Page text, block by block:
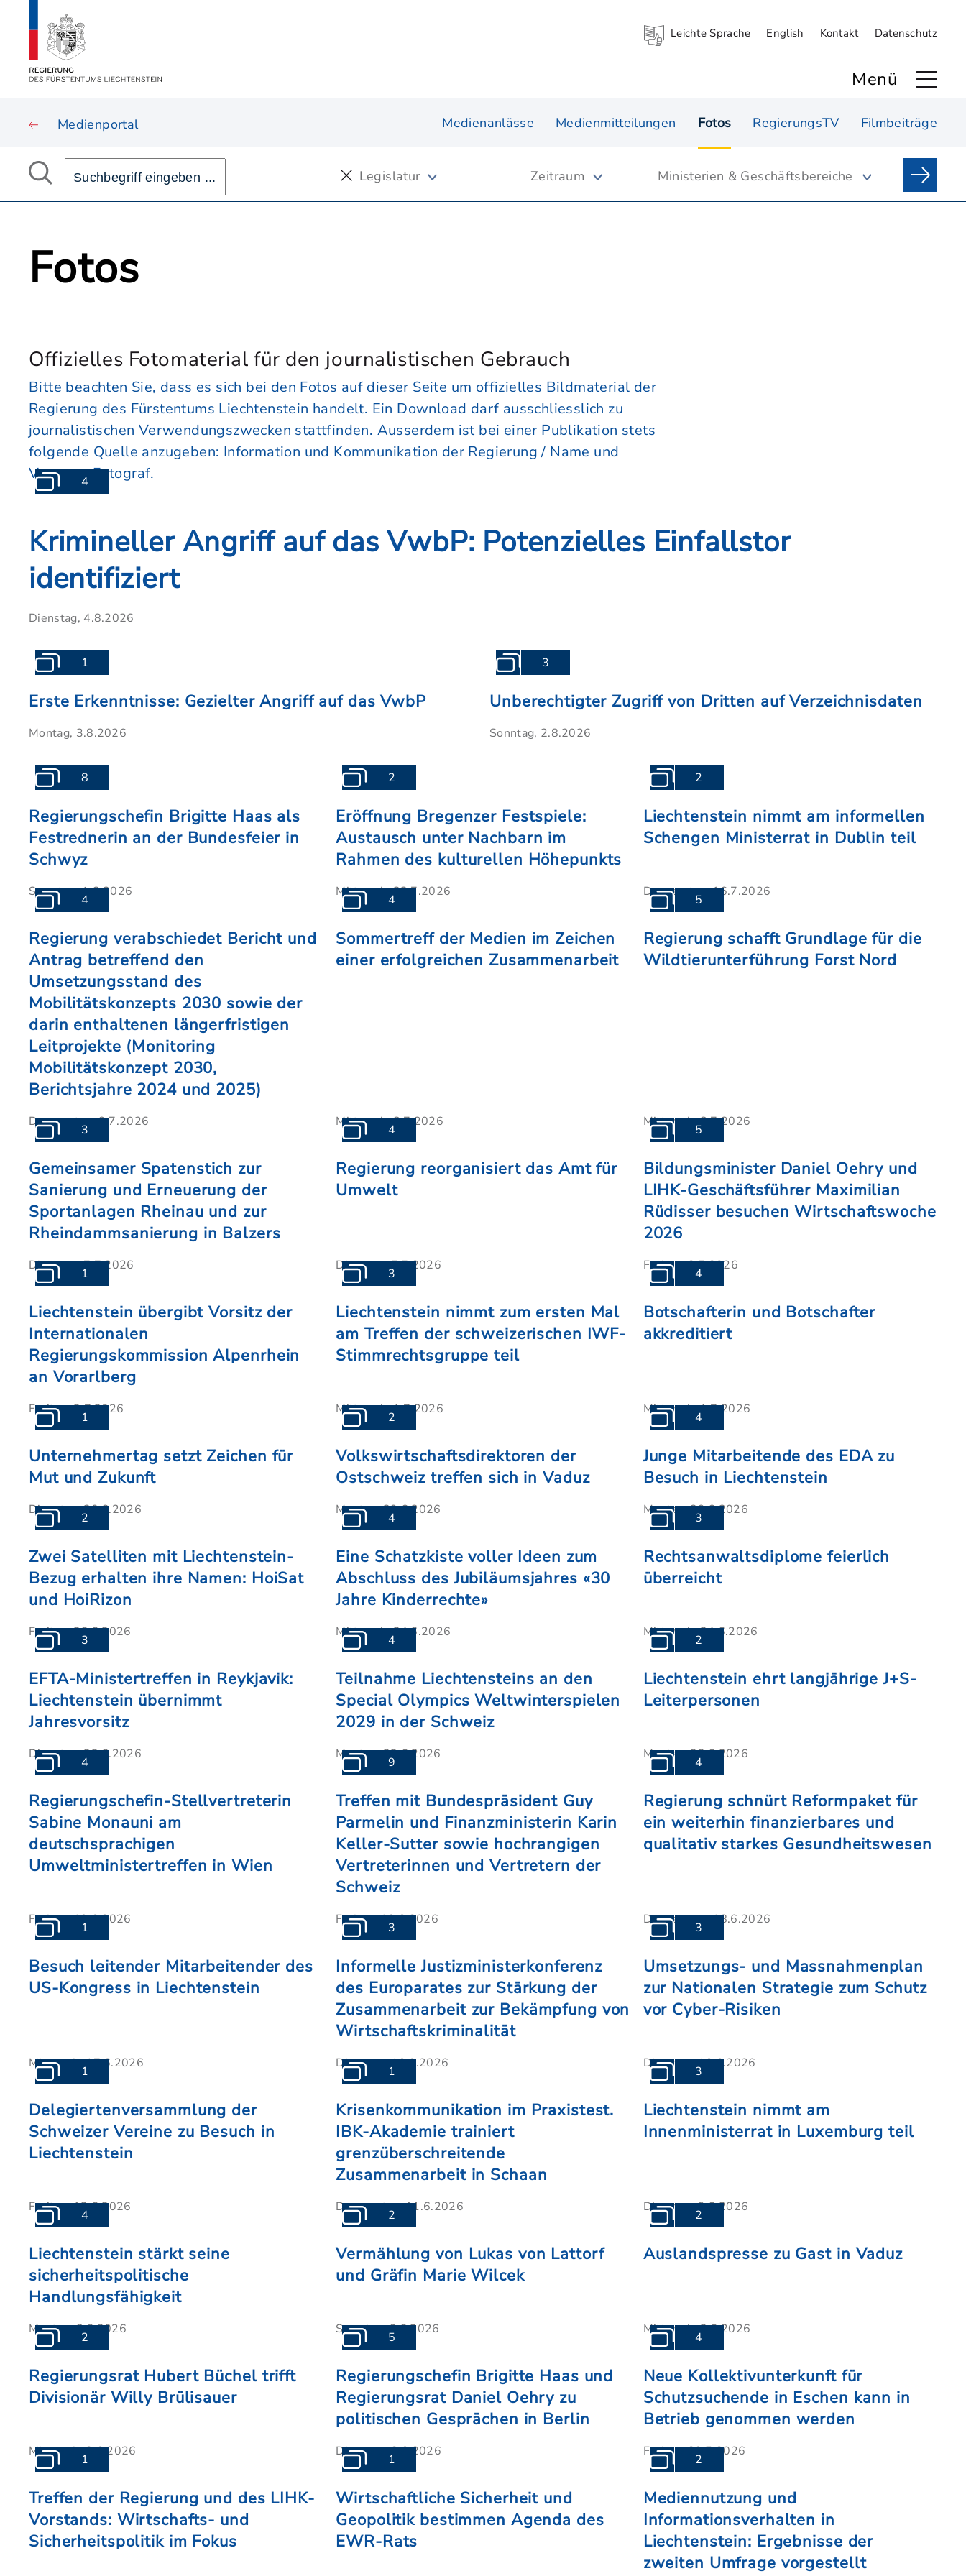
Leichte Sprache English Kontakt Datenschutz
Menü
Medienportal Medienanlässe Medienmitteilungen Fotos RegierungsTV Filmbeiträge
Legislatur Zeitraum Ministerien & Geschäftsbereiche
Fotos
Offizielles Fotomaterial für den journalistischen Gebrauch
Bitte beachten Sie, dass es sich bei den Fotos auf dieser Seite um offizielles Bildmaterial der
Regierung des Fürstentums Liechtenstein handelt. Ein Download darf ausschliesslich zu
journalistischen Verwendungszwecken stattfinden. Ausserdem ist bei einer Publikation stets
folgende Quelle anzugeben: Information und Kommunikation der Regierung / Name und
Vorname Fotograf.
Krimineller Angriff auf das VwbP: Potenzielles Einfallstor
identifiziert
Dienstag, 4.8.2026
4
Erste Erkenntnisse: Gezielter Angriff auf das VwbP
Montag, 3.8.2026
1
Unberechtigter Zugriff von Dritten auf Verzeichnisdaten
Sonntag, 2.8.2026
3
Regierungschefin Brigitte Haas als
Festrednerin an der Bundesfeier in
Schwyz
Samstag, 1.8.2026
8
Eröffnung Bregenzer Festspiele:
Austausch unter Nachbarn im
Rahmen des kulturellen Höhepunkts
Mittwoch, 22.7.2026
2
Liechtenstein nimmt am informellen
Schengen Ministerrat in Dublin teil
Donnerstag, 16.7.2026
2
Regierung verabschiedet Bericht und
Antrag betreffend den
Umsetzungsstand des
Mobilitätskonzepts 2030 sowie der
darin enthaltenen längerfristigen
Leitprojekte (Monitoring
Mobilitätskonzept 2030,
Berichtsjahre 2024 und 2025)
Donnerstag, 9.7.2026
4
Sommertreff der Medien im Zeichen
einer erfolgreichen Zusammenarbeit
Mittwoch, 8.7.2026
4
Regierung schafft Grundlage für die
Wildtierunterführung Forst Nord
Mittwoch, 8.7.2026
5
Gemeinsamer Spatenstich zur
Sanierung und Erneuerung der
Sportanlagen Rheinau und zur
Rheindammsanierung in Balzers
Dienstag, 7.7.2026
3
Regierung reorganisiert das Amt für
Umwelt
Dienstag, 7.7.2026
4
Bildungsminister Daniel Oehry und
LIHK-Geschäftsführer Maximilian
Rüdisser besuchen Wirtschaftswoche
2026
Freitag, 3.7.2026
5
Liechtenstein übergibt Vorsitz der
Internationalen
Regierungskommission Alpenrhein
an Vorarlberg
Freitag, 3.7.2026
1
Liechtenstein nimmt zum ersten Mal
am Treffen der schweizerischen IWF-
Stimmrechtsgruppe teil
Mittwoch, 1.7.2026
3
Botschafterin und Botschafter
akkreditiert
Mittwoch, 1.7.2026
4
Unternehmertag setzt Zeichen für
Mut und Zukunft
Dienstag, 30.6.2026
1
Volkswirtschaftsdirektoren der
Ostschweiz treffen sich in Vaduz
Montag, 29.6.2026
2
Junge Mitarbeitende des EDA zu
Besuch in Liechtenstein
Montag, 29.6.2026
4
Zwei Satelliten mit Liechtenstein-
Bezug erhalten ihre Namen: HoiSat
und HoiRizon
Freitag, 26.6.2026
2
Eine Schatzkiste voller Ideen zum
Abschluss des Jubiläumsjahres «30
Jahre Kinderrechte»
Mittwoch, 24.6.2026
4
Rechtsanwaltsdiplome feierlich
überreicht
Mittwoch, 24.6.2026
3
EFTA-Ministertreffen in Reykjavik:
Liechtenstein übernimmt
Jahresvorsitz
Dienstag, 23.6.2026
3
Teilnahme Liechtensteins an den
Special Olympics Weltwinterspielen
2029 in der Schweiz
Montag, 22.6.2026
4
Liechtenstein ehrt langjährige J+S-
Leiterpersonen
Montag, 22.6.2026
2
Regierungschefin-Stellvertreterin
Sabine Monauni am
deutschsprachigen
Umweltministertreffen in Wien
Freitag, 19.6.2026
4
Treffen mit Bundespräsident Guy
Parmelin und Finanzministerin Karin
Keller-Sutter sowie hochrangigen
Vertreterinnen und Vertretern der
Schweiz
Freitag, 19.6.2026
9
Regierung schnürt Reformpaket für
ein weiterhin finanzierbares und
qualitativ starkes Gesundheitswesen
Donnerstag, 18.6.2026
4
Besuch leitender Mitarbeitender des
US-Kongress in Liechtenstein
Mittwoch, 17.6.2026
1
Informelle Justizministerkonferenz
des Europarates zur Stärkung der
Zusammenarbeit zur Bekämpfung von
Wirtschaftskriminalität
Dienstag, 16.6.2026
3
Umsetzungs- und Massnahmenplan
zur Nationalen Strategie zum Schutz
vor Cyber-Risiken
Dienstag, 16.6.2026
3
Delegiertenversammlung der
Schweizer Vereine zu Besuch in
Liechtenstein
Freitag, 12.6.2026
1
Krisenkommunikation im Praxistest.
IBK-Akademie trainiert
grenzüberschreitende
Zusammenarbeit in Schaan
Donnerstag, 11.6.2026
1
Liechtenstein nimmt am
Innenministerrat in Luxemburg teil
Dienstag, 9.6.2026
3
Liechtenstein stärkt seine
sicherheitspolitische
Handlungsfähigkeit
Montag, 8.6.2026
4
Vermählung von Lukas von Lattorf
und Gräfin Marie Wilcek
Samstag, 6.6.2026
2
Auslandspresse zu Gast in Vaduz
Mittwoch, 3.6.2026
2
Regierungsrat Hubert Büchel trifft
Divisionär Willy Brülisauer
Mittwoch, 3.6.2026
2
Regierungschefin Brigitte Haas und
Regierungsrat Daniel Oehry zu
politischen Gesprächen in Berlin
Dienstag, 2.6.2026
5
Neue Kollektivunterkunft für
Schutzsuchende in Eschen kann in
Betrieb genommen werden
Freitag, 29.5.2026
4
Treffen der Regierung und des LIHK-
Vorstands: Wirtschafts- und
Sicherheitspolitik im Fokus
1
Wirtschaftliche Sicherheit und
Geopolitik bestimmen Agenda des
EWR-Rats
1
Mediennutzung und
Informationsverhalten in
Liechtenstein: Ergebnisse der
zweiten Umfrage vorgestellt
2